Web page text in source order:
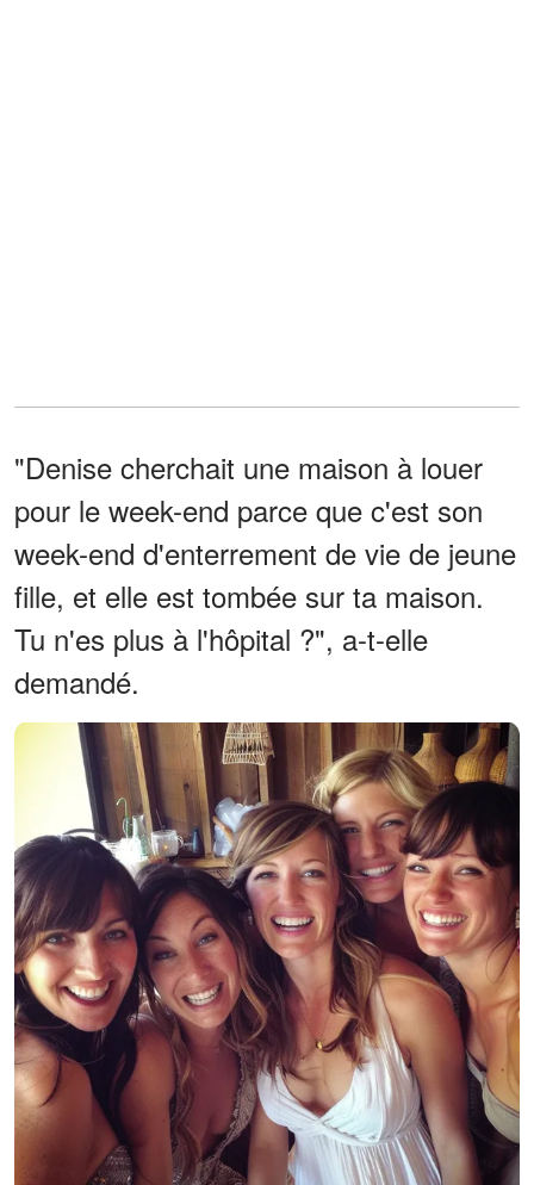
"Denise cherchait une maison à louer
pour le week-end parce que c'est son
week-end d'enterrement de vie de jeune
fille, et elle est tombée sur ta maison.
Tu n'es plus à l'hôpital ?", a-t-elle
demandé.